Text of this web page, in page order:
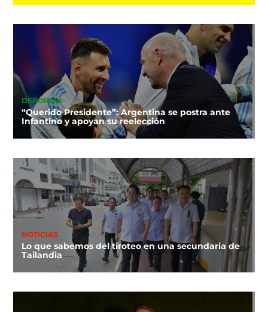
DEPORTES
“Querido Presidente”: Argentina se postra ante
Infantino y apoyan su reelección
NOTICIAS
Lo que sabemos del tiroteo en una secundaria de
Tailandia